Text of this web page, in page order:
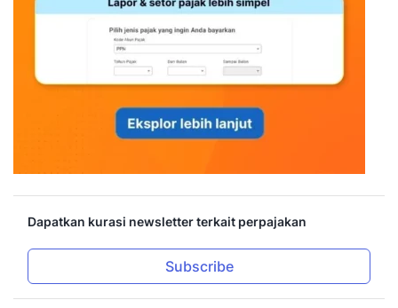
Dapatkan kurasi newsletter terkait perpajakan
Subscribe